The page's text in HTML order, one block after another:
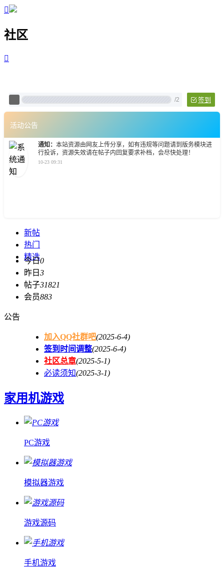

社区

Pixtech 社区 - 云计算、Linux
/2 签到
活动公告
通知： 本站资源由网友上传分享，如有违规等问题请到版务模块进
行投诉，资源失效请在帖子内回复要求补档，会尽快处理！
10-23 09:31
新帖
热门
精选
今日0
昨日 3
帖子31821
会员883
公告
加入QQ社群吧(2025-6-4)
签到时间调整(2025-6-4)
社区总章(2025-5-1)
必读须知(2025-3-1)
家用机游戏
PC游戏
模拟器游戏
游戏源码
手机游戏